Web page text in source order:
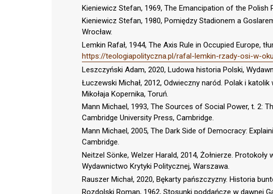
Kieniewicz Stefan, 1969, The Emancipation of the Polish
Kieniewicz Stefan, 1980, Pomiędzy Stadionem a
Wrocław.
Lemkin Rafał, 1944, The Axis Rule in Occupied Europe,
https://teologiapolityczna.pl/rafal-lemkin-rzady-osi-w-
Leszczyński Adam, 2020, Ludowa historia Polski,
Łuczewski Michał, 2012, Odwieczny naród. Polak i
Mikołaja Kopernika, Toruń.
Mann Michael, 1993, The Sources of Social Power, t. 2:
Cambridge University Press, Cambridge.
Mann Michael, 2005, The Dark Side of Democracy:
Cambridge.
Neitzel Sönke, Welzer Harald, 2014, Żołnierze.
Wydawnictwo Krytyki Politycznej, Warszawa.
Rauszer Michał, 2020, Bękarty pańszczyzny. Historia
Rozdolski Roman, 1962, Stosunki poddańcze w dawnej